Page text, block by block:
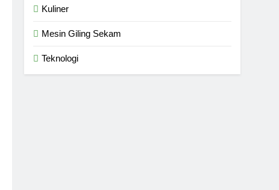
Kuliner
Mesin Giling Sekam
Teknologi